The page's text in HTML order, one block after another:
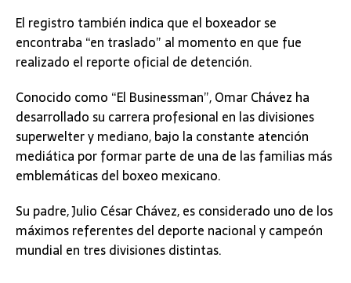
El registro también indica que el boxeador se
encontraba “en traslado” al momento en que fue
realizado el reporte oficial de detención.
Conocido como “El Businessman”, Omar Chávez ha
desarrollado su carrera profesional en las divisiones
superwelter y mediano, bajo la constante atención
mediática por formar parte de una de las familias más
emblemáticas del boxeo mexicano.
Su padre, Julio César Chávez, es considerado uno de los
máximos referentes del deporte nacional y campeón
mundial en tres divisiones distintas.